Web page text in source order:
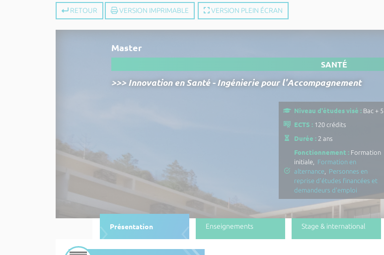
RETOUR VERSION IMPRIMABLE VERSION PLEIN ÉCRAN
Master
SANTÉ
>>> Innovation en Santé - Ingénierie pour l'Accompagnement
Niveau d'études visé : Bac + 5
ECTS : 120 crédits
Durée : 2 ans
Fonctionnement : Formation
initiale, Formation en
alternance
Personnes en
reprise d'études financées et
demandeurs d'emploi
Présentation Enseignements Stage & international